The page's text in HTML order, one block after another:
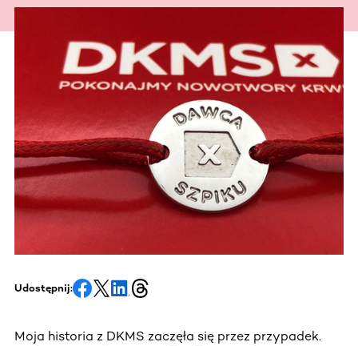
Udostępnij:
Moja historia z DKMS zaczęła się przez przypadek.